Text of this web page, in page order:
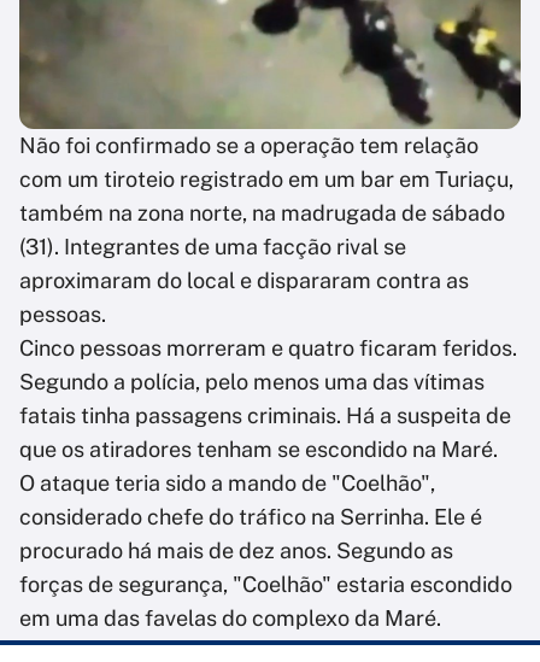
Não foi confirmado se a operação tem relação
com um tiroteio registrado em um bar em Turiaçu,
também na zona norte, na madrugada de sábado
(31). Integrantes de uma facção rival se
aproximaram do local e dispararam contra as
pessoas.
Cinco pessoas morreram e quatro ficaram feridos.
Segundo a polícia, pelo menos uma das vítimas
fatais tinha passagens criminais. Há a suspeita de
que os atiradores tenham se escondido na Maré.
O ataque teria sido a mando de "Coelhão",
considerado chefe do tráfico na Serrinha. Ele é
procurado há mais de dez anos. Segundo as
forças de segurança, "Coelhão" estaria escondido
em uma das favelas do complexo da Maré.